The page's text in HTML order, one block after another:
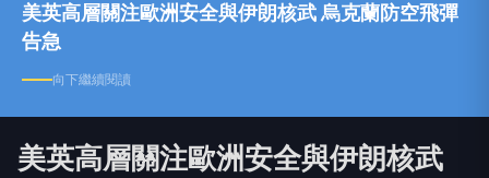
美英高層關注歐洲安全與伊朗核武 烏克蘭防空飛彈
告急
向下繼續閱讀
美英高層關注歐洲安全與伊朗核武